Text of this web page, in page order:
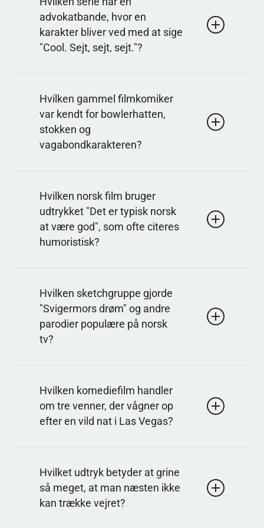
en ring og udtrykker det med en mærkelig stemme.
Replikken bliver ofte efterlignet i humor og
hverdagsparodier.
advokatbande, hvor en
karakter bliver ved med at sige
"Cool. Sejt, sejt, sejt."?
Serien er kendt for sin metahumor, genreparodier
og hurtige referencer. Den gentagne sætning
bruges som et komisk svar, der efterhånden bliver
en karaktergimmick.
Hvilken gammel filmkomiker
var kendt for bowlerhatten,
stokken og
vagabondkarakteren?
Han skabte en ikonisk stumfilmfigur med fysisk
komik og en tydelig silhuet. Kombinationen af hat,
stok og små bevægelser gjorde figuren let
genkendelig over hele verden.
Hvilken norsk film bruger
udtrykket "Det er typisk norsk
at være god", som ofte citeres
humoristisk?
Udtrykket er forbundet med en berømt tale fra
vinterlegene og er siden blevet brugt ironisk. Det
optræder i humor og satire, når folk vil
kommentere deres nationale selvbillede.
Hvilken sketchgruppe gjorde
"Svigermors drøm" og andre
parodier populære på norsk
tv?
Gruppen skabte sketches og parodier med klare
karaktertyper og situationskomik. Flere udtryk og
karakterer blev gentaget i forskellige variationer og
var meget genkendelige.
Hvilken komediefilm handler
om tre venner, der vågner op
efter en vild nat i Las Vegas?
Handlingen starter med hukommelsestab efter en
fest og en række spor, som skal følges. Meget af
humoren kommer fra de konsekvenser, der
gradvist afsløres i løbet af dagen.
Hvilket udtryk betyder at grine
så meget, at man næsten ikke
kan trække vejret?